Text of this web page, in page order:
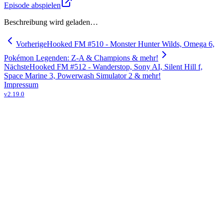
Episode abspielen
Beschreibung wird geladen…
VorherigeHooked FM #510 - Monster Hunter Wilds, Omega 6,
Pokémon Legenden: Z-A & Champions & mehr!
NächsteHooked FM #512 - Wanderstop, Sony AI, Silent Hill f,
Space Marine 3, Powerwash Simulator 2 & mehr!
Impressum
v2.19.0